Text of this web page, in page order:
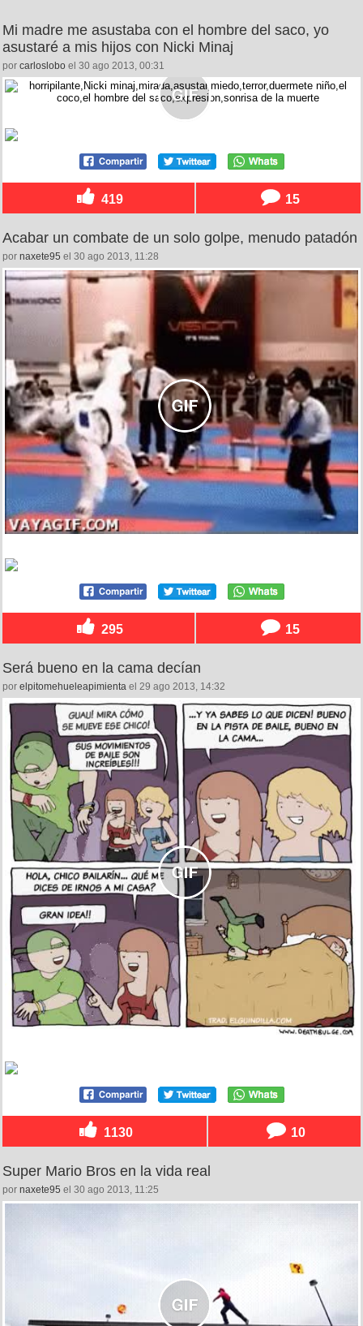
Mi madre me asustaba con el hombre del saco, yo
asustaré a mis hijos con Nicki Minaj
por carloslobo el 30 ago 2013, 00:31
419 15
Acabar un combate de un solo golpe, menudo patadón
por naxete95 el 30 ago 2013, 11:28
295 15
Será bueno en la cama decían
por elpitomehueleapimienta el 29 ago 2013, 14:32
1130 10
Super Mario Bros en la vida real
por naxete95 el 30 ago 2013, 11:25